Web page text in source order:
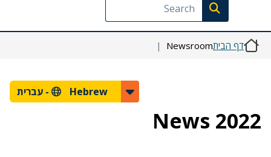
Execute search
דף הביתNewsroom
Hebrew - עברית
2022 News